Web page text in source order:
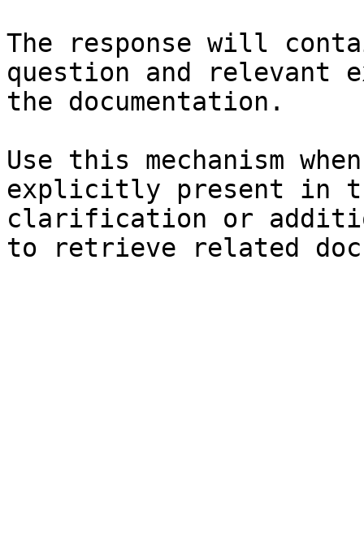
The response will
question and relevant
the documentation.
Use this mechanism
explicitly present in
clarification or